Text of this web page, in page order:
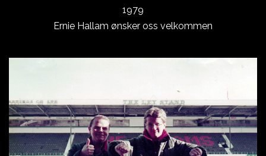
1979
Ernie Hallam ønsker oss velkommen